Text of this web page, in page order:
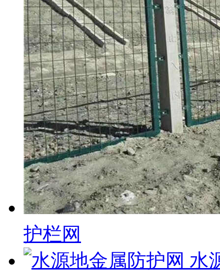
护栏网
水